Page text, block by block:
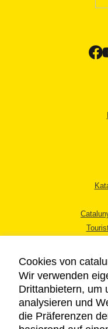
Cookies von
Wir verwenden
Drittanbietern, um
analysieren und
die Präferenzen